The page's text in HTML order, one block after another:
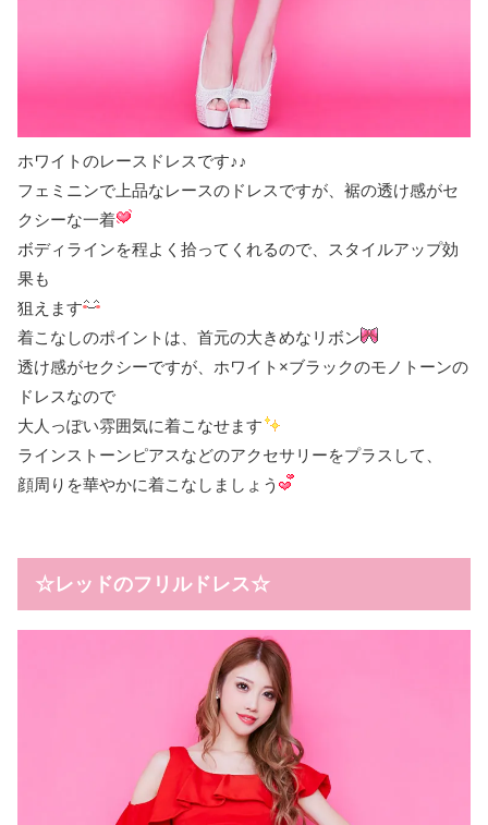
ホワイトのレースドレスです♪♪
フェミニンで上品なレースのドレスですが、裾の透け感がセ
クシーな一着
ボディラインを程よく拾ってくれるので、スタイルアップ効
果も
狙えます
着こなしのポイントは、首元の大きめなリボン
透け感がセクシーですが、ホワイト×ブラックのモノトーンの
ドレスなので
大人っぽい雰囲気に着こなせます
ラインストーンピアスなどのアクセサリーをプラスして、
顔周りを華やかに着こなしましょう
☆レッドのフリルドレス☆